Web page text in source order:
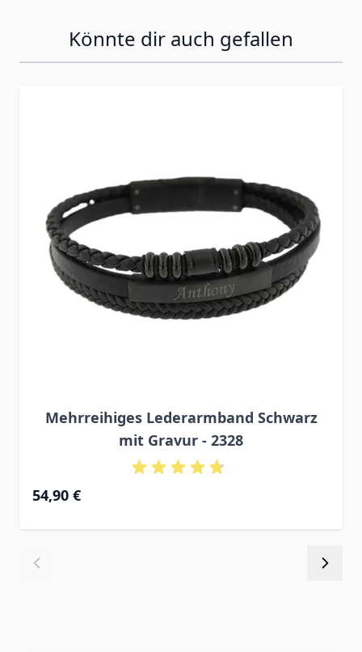
Könnte dir auch gefallen
Mehrreihiges Lederarmband Schwarz
mit Gravur - 2328
54,90 €